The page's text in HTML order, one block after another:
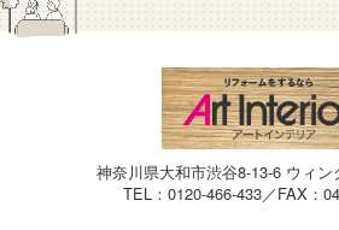
神奈川県大和市渋谷8-13-6 ウィ
TEL：0120-466-433／FAX：